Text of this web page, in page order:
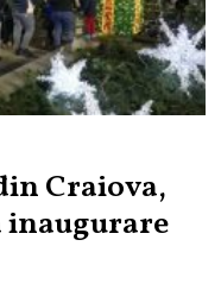
Craiova,
inaugurare